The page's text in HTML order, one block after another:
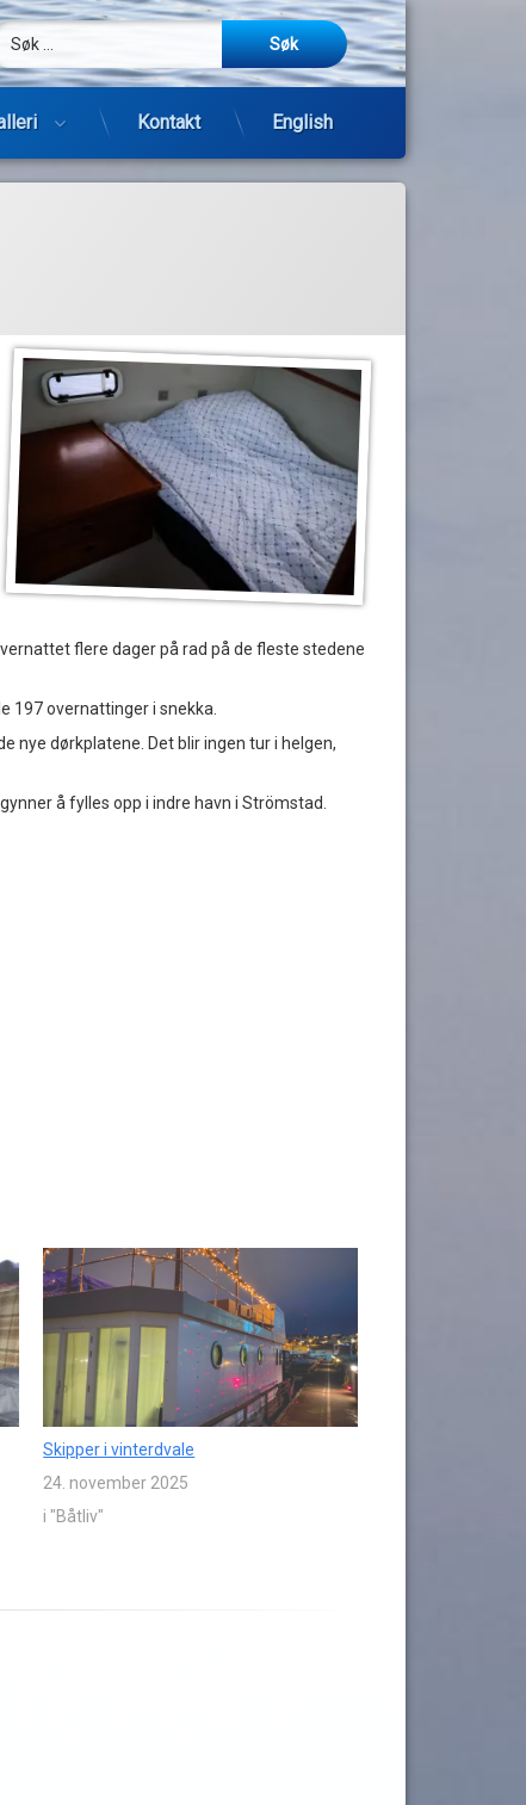
Hopp
til
etter:
Kontakt English
flere dager på rad på de fleste stedene
197 overnattinger i snekka.
nye dørkplatene. Det blir ingen tur i helgen,
å fylles opp i indre havn i Strömstad.
Skipper i vinterdvale
24. november 2025
i "Båtliv"